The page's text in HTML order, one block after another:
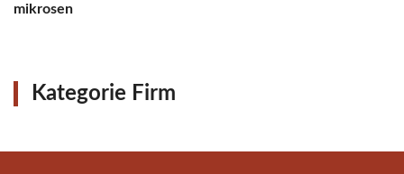
mikrosen
Kategorie Firm